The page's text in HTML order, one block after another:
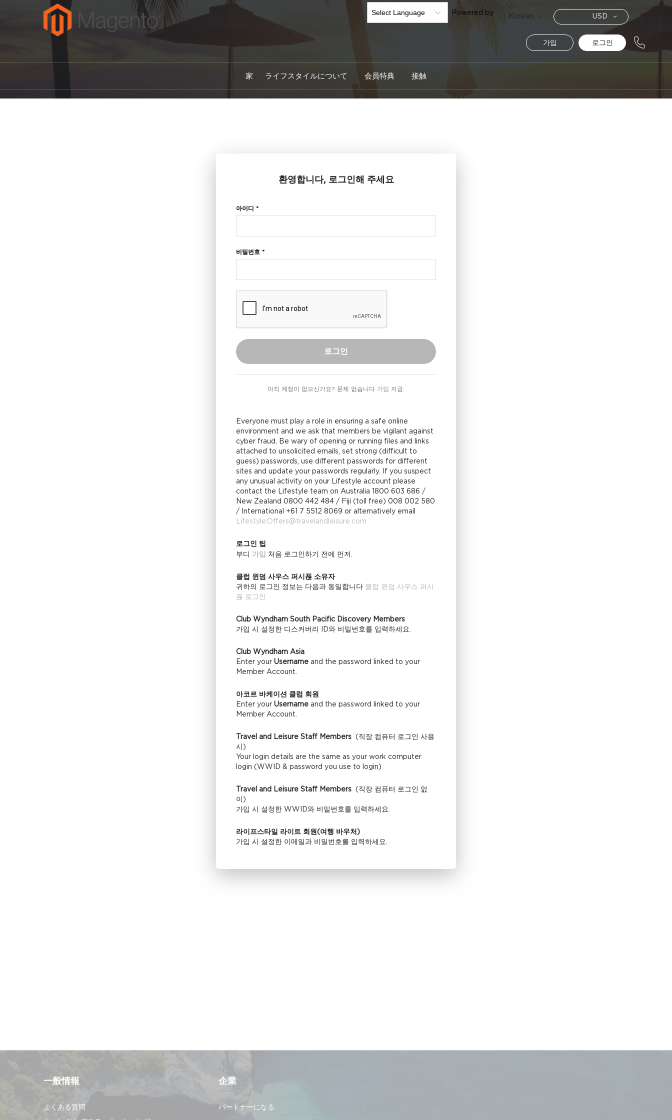
Powered by Language
Korean
통
화
USD
가입 로그인
家 ライフスタイルについて 会員特典 接触
환영합니다, 로그인해 주세요
아이디 *
비밀번호 *
로그인
아직 계정이 없으신가요? 문제 없습니다 가입 지금.
Everyone must play a role in ensuring a safe online
environment and we ask that members be vigilant against
cyber fraud. Be wary of opening or running files and links
attached to unsolicited emails, set strong (difficult to
guess) passwords, use different passwords for different
sites and update your passwords regularly. If you suspect
any unusual activity on your Lifestyle account please
contact the Lifestyle team on Australia 1800 603 686 /
New Zealand 0800 442 484 / Fiji (toll free) 008 002 580
/ International +61 7 5512 8069 or alternatively email
Lifestyle.Offers@travelandleisure.com
로그인 팁
부디 가입 처음 로그인하기 전에 먼저.
클럽 윈덤 사우스 퍼시픉 소유자
귀하의 로그인 정보는 다음과 동일합니다 클럽 윈덤 사우스 퍼시
픉 로그인
Club Wyndham South Pacific Discovery Members
가입 시 설정한 디스커버리 ID와 비밀번호를 입력하세요.
Club Wyndham Asia
Enter your Username and the password linked to your
Member Account.
아코르 바케이션 클럽 회원
Enter your Username and the password linked to your
Member Account.
Travel and Leisure Staff Members (직장 컴퓨터 로그인 사용
시)
Your login details are the same as your work computer
login (WWID & password you use to login)
Travel and Leisure Staff Members (직장 컴퓨터 로그인 없
이)
가입 시 설정한 WWID와 비밀번호를 입력하세요.
라이프스타일 라이트 회원(여행 바우처)
가입 시 설정한 이메일과 비밀번호를 입력하세요.
一般情報
よくある質問
企業
パートナーになる